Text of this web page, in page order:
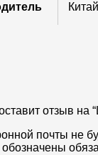
Китай
отзыв на
почты не
обозначены